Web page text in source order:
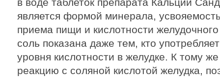
является формой минерала,
приема пищи и кислотности
соль показана даже тем, кто
уровня кислотности в желудке. К тому
реакцию с соляной кислотой желудка,